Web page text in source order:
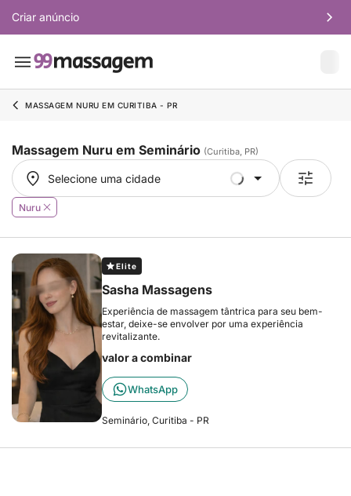
Criar anúncio
MASSAGEM NURU EM CURITIBA - PR
Massagem Nuru em Seminário (Curitiba, PR)
Selecione uma cidade
Selecione uma cidade
Nuru
Elite
Sasha Massagens
Experiência de massagem tântrica para seu bem-
estar, deixe-se envolver por uma experiência
revitalizante.
valor a combinar
WhatsApp
Seminário, Curitiba - PR